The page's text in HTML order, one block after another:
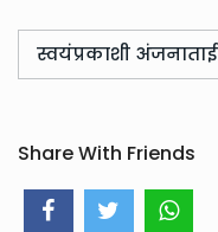
स्वयंप्रकाशी अंजनाताई
Share With Friends